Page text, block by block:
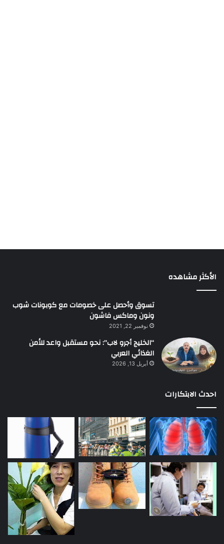
الأكثر مشاهده
تسوق وأحصل على خصومات مع كوبونات شوب
ونون وماكس فاشون
نوفمبر 22, 2021
“الخليج أجرو لاب”: نحو مستقبل واعد للأمن
الغذائي العربي
أبريل 13, 2026
احدث الابتكارات